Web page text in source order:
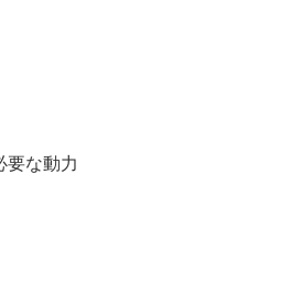
要な動力